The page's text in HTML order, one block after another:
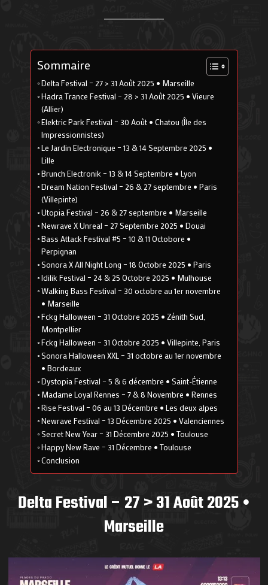
Sommaire
Delta Festival – 27 > 31 Août 2025 • Marseille
Hadra Trance Festival – 28 > 31 Août 2025 • Vieure
(Allier)
Elektric Park Festival – 30 Août • Chatou (Île des
Impressionnistes)
Le Jardin Electronique – 13 & 14 Septembre 2025 •
Lille
Brunch Electronik – 13 & 14 Septembre • Lyon
Dream Nation Festival – 26 & 27 septembre • Paris
(Villepinte)
Utopia Festival – 26 & 27 septembre • Marseille
Newrave X Unreal – 27 Septembre 2025 • Douai
Bass Attack Festival #5 – 10 & 11 Octobore •
Perpignan
Sonora X All Night Long – 18 Octobre 2025 • Paris
Idilik Festival – 24 & 25 Octobre 2025 • Mulhouse
Walking Bass Festival – 30 octobre au 1er novembre
• Marseille
Fckg Halloween – 31 Octobre 2025 • Zénith Sud,
Montpellier
Fckg Halloween – 31 Octobre 2025 • Villepinte, Paris
Sonora Halloween XXL – 31 octobre au 1er novembre
• Bordeaux
Dystopia Festival – 5 & 6 décembre • Saint-Étienne
Madame Loyal Rennes – 7 & 8 Novembre • Rennes
Rise Festival – 06 au 13 Décembre • Les deux alpes
Newrave Festival – 13 Décembre 2025 • Valenciennes
Secret New Year – 31 Décembre 2025 • Toulouse
Happy New Rave – 31 Décembre • Toulouse
Conclusion
Delta Festival – 27 > 31 Août 2025 •
Marseille